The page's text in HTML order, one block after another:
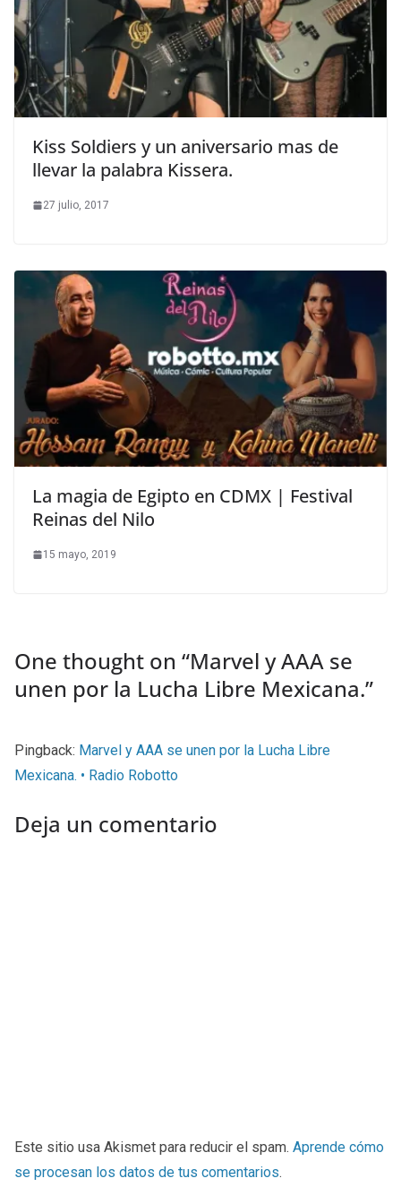
Kiss Soldiers y un aniversario mas de
llevar la palabra Kissera.
27 julio, 2017
La magia de Egipto en CDMX | Festival
Reinas del Nilo
15 mayo, 2019
One thought on “Marvel y AAA se
unen por la Lucha Libre Mexicana.”
Pingback: Marvel y AAA se unen por la Lucha Libre
Mexicana. • Radio Robotto
Deja un comentario
Este sitio usa Akismet para reducir el spam. Aprende cómo
se procesan los datos de tus comentarios.